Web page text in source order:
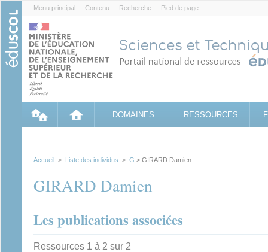
Menu principal Contenu Recherche Pied de page
DOMAINES RESSOURCES
Accueil > Liste des individus > G > GIRARD Damien
GIRARD Damien
Les publications associées
Ressources 1 à 2 sur 2